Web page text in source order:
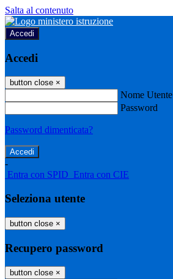
Salta al contenuto
Accedi
Accedi
button close ×
Nome Utente
Password
Password dimenticata?
-
Entra con SPID Entra con CIE
Seleziona utente
button close ×
Recupero password
button close ×